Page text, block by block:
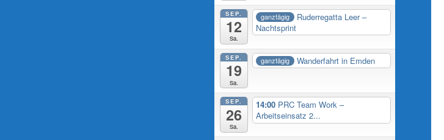
SEP.
12
Sa.
ganztägig
Ruderregatta Leer –
Nachtsprint
SEP.
19
Sa.
ganztägig Wanderfahrt in Emden
SEP.
26
Sa.
14:00 PRC Team Work –
Arbeitseinsatz 2...